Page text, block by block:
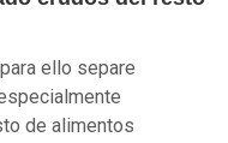
ello separe
de alimentos